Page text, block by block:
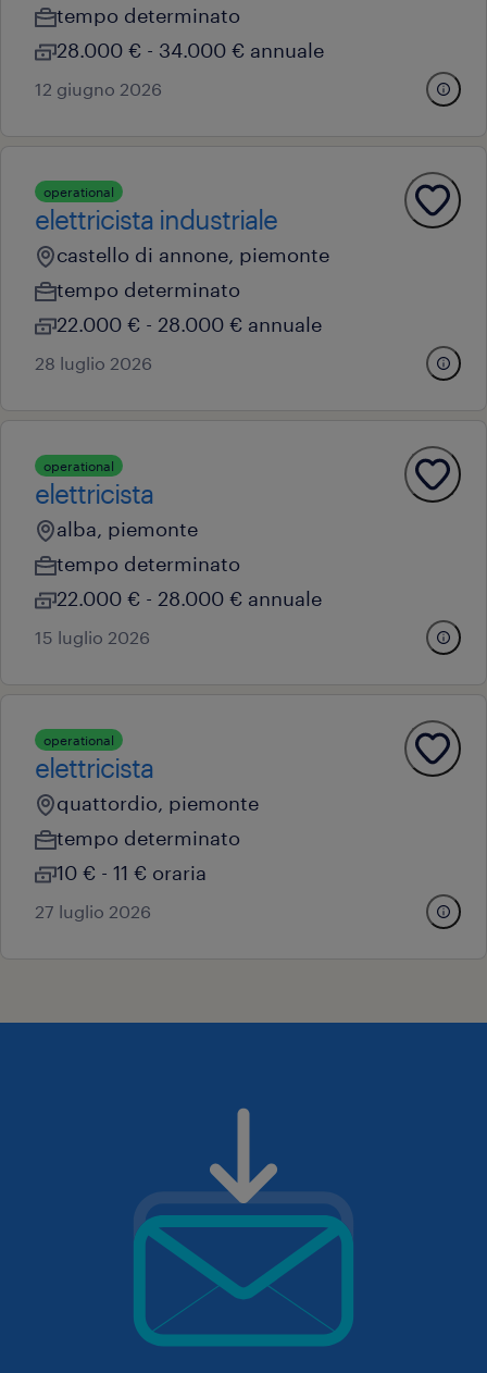
tempo determinato
28.000 € - 34.000 € annuale
12 giugno 2026
operational
elettricista industriale
castello di annone, piemonte
tempo determinato
22.000 € - 28.000 € annuale
28 luglio 2026
operational
elettricista
alba, piemonte
tempo determinato
22.000 € - 28.000 € annuale
15 luglio 2026
operational
elettricista
quattordio, piemonte
tempo determinato
10 € - 11 € oraria
27 luglio 2026